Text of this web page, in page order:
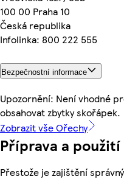
100 00 Praha 10
Česká republika
Infolinka: 800 222 555
Bezpečnostní informace
Upozornění: Není vhodné
obsahovat zbytky skořápek.
Zobrazit vše Ořechy
Příprava a použití
Přestože je zajištění